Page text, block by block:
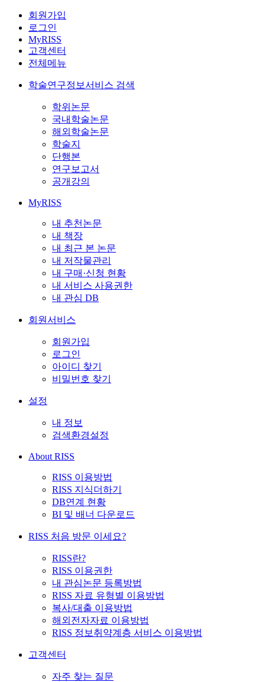
회원가입
로그인
MyRISS
고객센터
전체메뉴
학술연구정보서비스 검색
학위논문
국내학술논문
해외학술논문
학술지
단행본
연구보고서
공개강의
MyRISS
내 추천논문
내 책장
내 최근 본 논문
내 저작물관리
내 구매·신청 현황
내 서비스 사용권한
내 관심 DB
회원서비스
회원가입
로그인
아이디 찾기
비밀번호 찾기
설정
내 정보
검색환경설정
About RISS
RISS 이용방법
RISS 지식더하기
DB연계 현황
BI 및 배너 다운로드
RISS 처음 방문 이세요?
RISS란?
RISS 이용권한
내 관심논문 등록방법
RISS 자료 유형별 이용방법
복사/대출 이용방법
해외전자자료 이용방법
RISS 정보취약계층 서비스 이용방법
고객센터
자주 찾는 질문